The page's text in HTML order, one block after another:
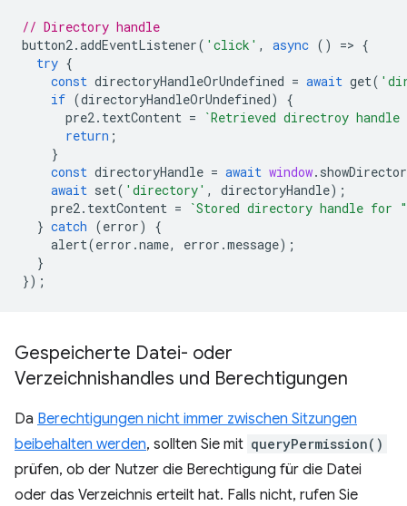
// Directory handle
button2.addEventListener( 'click' , async () => {
try {
const directoryHandleOrUndefined = await get(
if (directoryHandleOrUndefined)
{
pre2. textContent =
`Retrieved directroy
return ;
}
const directoryHandle = await window.
await set( 'directory' , directoryHandle);
pre2. textContent =
`Stored directory handle for "
} catch (error)
{
alert(error .name, error .message);
}
});
Gespeicherte Datei- oder
Verzeichnishandles und Berechtigungen
Da Berechtigungen nicht immer zwischen Sitzungen
beibehalten werden, sollten Sie mit queryPermission()
prüfen, ob der Nutzer die Berechtigung für die Datei
oder das Verzeichnis erteilt hat. Falls nicht, rufen Sie